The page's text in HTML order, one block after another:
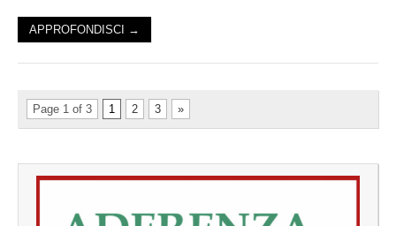
APPROFONDISCI →
Page 1 of 3 1 2 3 »